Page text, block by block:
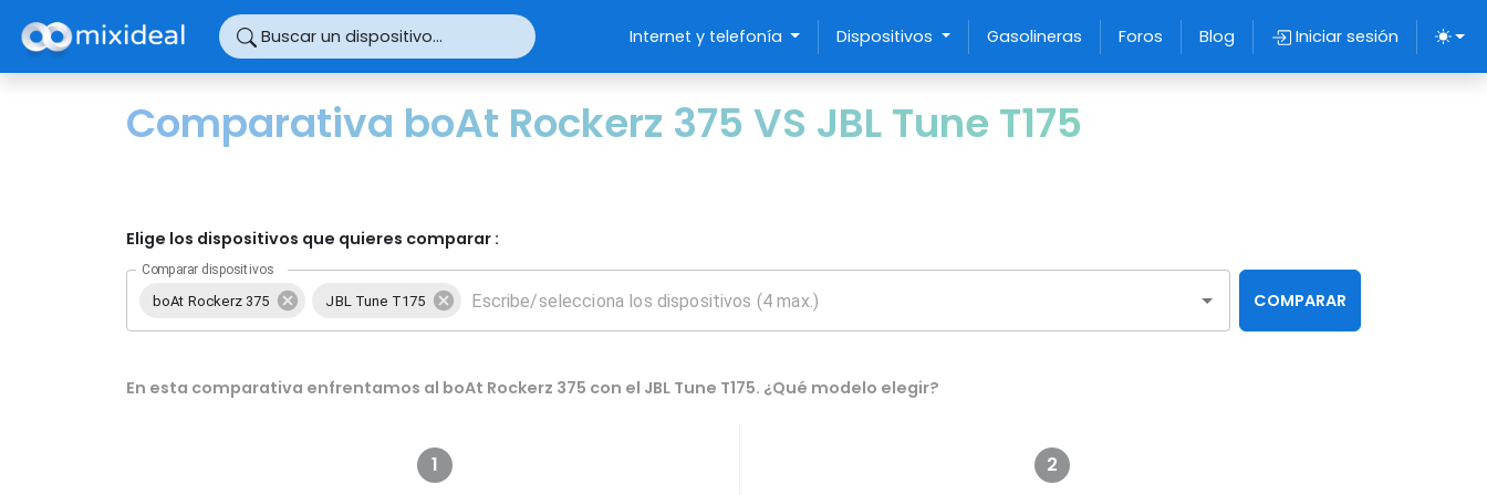
Buscar un dispositivo... Internet y telefonía Dispositivos Gasolineras Foros Blog Iniciar sesión
Comparativa boAt Rockerz 375 VS JBL Tune T175
Elige los dispositivos que quieres comparar :
Comparar dispositivos
boAt Rockerz 375 JBL Tune T175 COMPARAR
En esta comparativa enfrentamos al boAt Rockerz 375 con el JBL Tune T175. ¿Qué modelo elegir?
1
2